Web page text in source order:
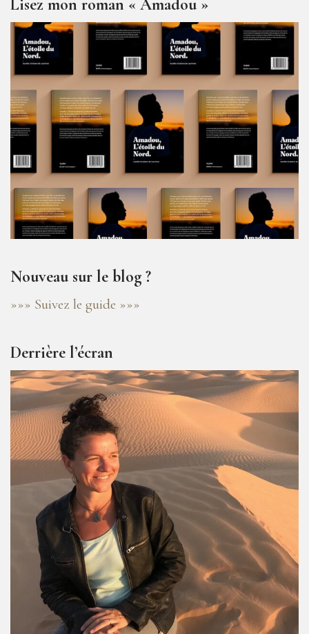
Lisez mon roman « Amadou »
Nouveau sur le blog ?
»»» Suivez le guide »»»
Derrière l’écran